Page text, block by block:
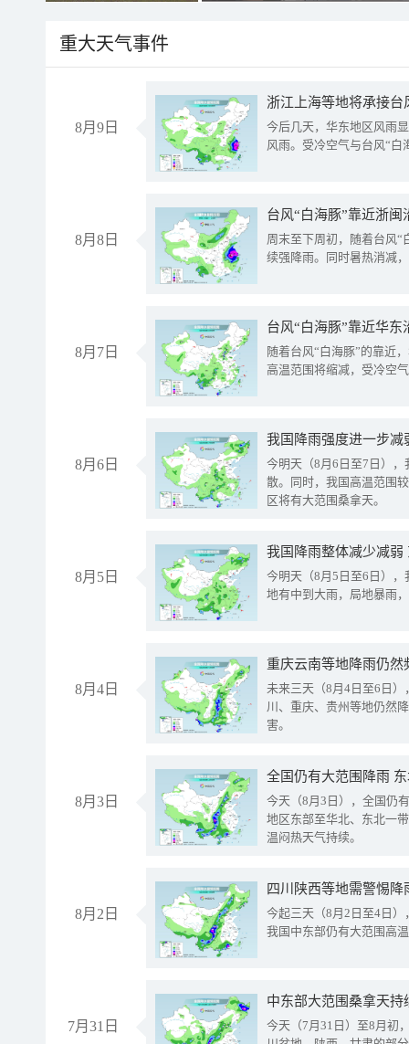
重大天气事件
8月9日
浙江上海等地将承接台
今后几天，华东地区风雨
风雨。受冷空气与台风“白
8月8日
台风“白海豚”靠近浙
周末至下周初，随着台风“
续强降雨。同时暑热消减
8月7日
台风“白海豚”靠近华
随着台风“白海豚”的靠近
高温范围将缩减，受冷空
8月6日
今明天（8月6日至7日）
散。同时，我国高温范围
区将有大范围桑拿天。
8月5日
我国降雨整体减少减弱
今明天（8月5日至6日）
地有中到大雨，局地暴雨
8月4日
重庆云南等地降雨仍然
未来三天（8月4日至6日
川、重庆、贵州等地仍然
害。
8月3日
全国仍有大范围降雨
今天（8月3日），全国仍
地区东部至华北、东北一
温闷热天气持续。
8月2日
今起三天（8月2日至4日
我国中东部仍有大范围高
7月31日
中东部大范围桑拿天
今天（7月31日）至8月初